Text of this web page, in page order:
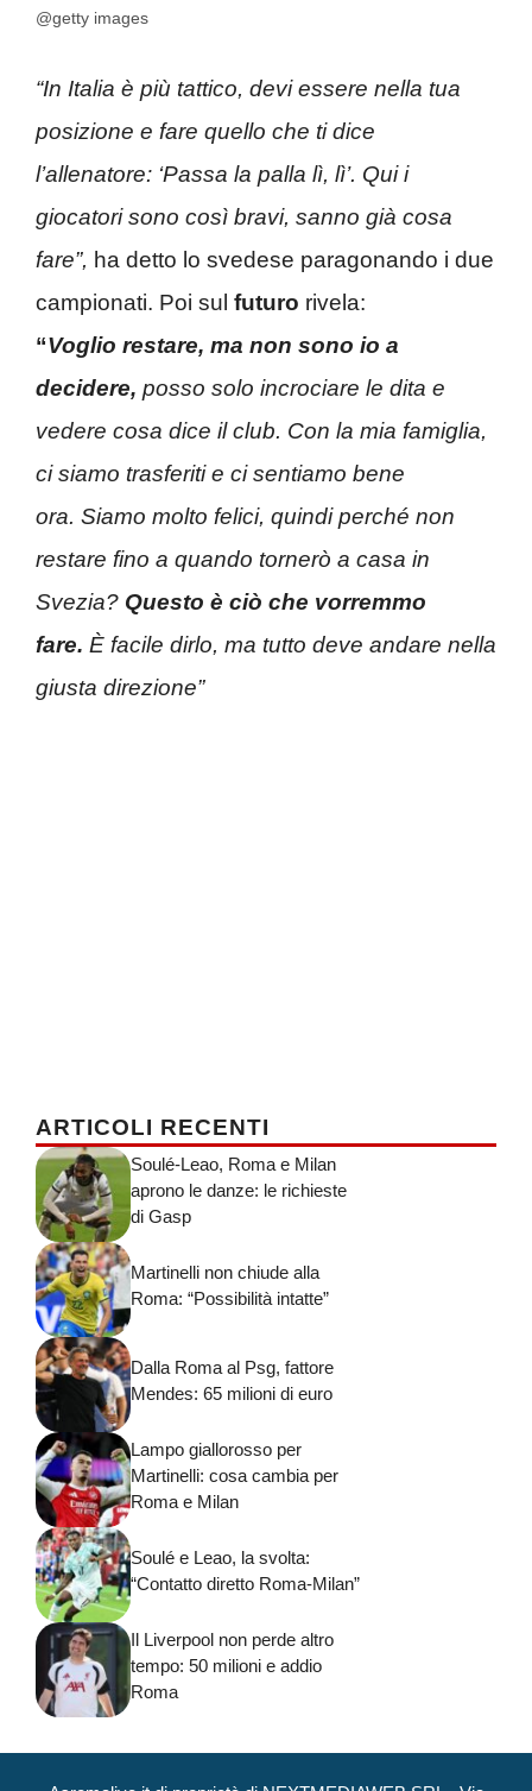
@getty images
“In Italia è più tattico, devi essere nella tua
posizione e fare quello che ti dice
l’allenatore: ‘Passa la palla lì, lì’. Qui i
giocatori sono così bravi, sanno già cosa
fare”, ha detto lo svedese paragonando i due
campionati. Poi sul futuro rivela:
“Voglio restare, ma non sono io a
decidere, posso solo incrociare le dita e
vedere cosa dice il club. Con la mia famiglia,
ci siamo trasferiti e ci sentiamo bene
ora. Siamo molto felici, quindi perché non
restare fino a quando tornerò a casa in
Svezia? Questo è ciò che vorremmo
fare. È facile dirlo, ma tutto deve andare nella
giusta direzione”
ARTICOLI RECENTI
Soulé-Leao, Roma e Milan
aprono le danze: le richieste
di Gasp
Martinelli non chiude alla
Roma: “Possibilità intatte”
Dalla Roma al Psg, fattore
Mendes: 65 milioni di euro
Lampo giallorosso per
Martinelli: cosa cambia per
Roma e Milan
Soulé e Leao, la svolta:
“Contatto diretto Roma-Milan”
Il Liverpool non perde altro
tempo: 50 milioni e addio
Roma